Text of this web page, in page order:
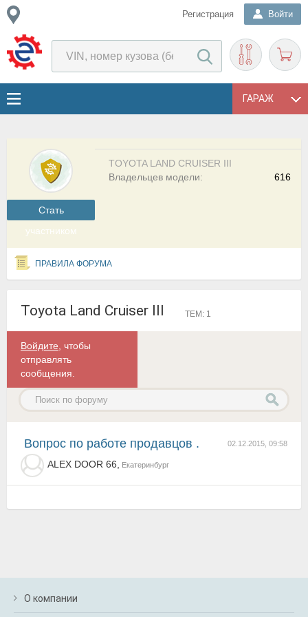
Регистрация Войти
ГАРАЖ
Cтать
участником
TOYOTA LAND CRUISER III
616
Владельцев модели:
ПРАВИЛА ФОРУМА
Toyota Land Cruiser III ТЕМ: 1
Войдите , чтобы
отправлять
сообщения.
02.12.2015, 09:58
Вопрос по работе продавцов .
ALEX DOOR 66, Екатеринбург
О компании